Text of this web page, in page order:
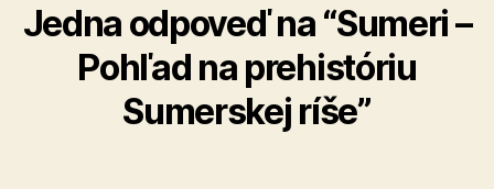
Jedna odpoveď na “Sumeri –
Pohľad na prehistóriu
Sumerskej ríše”